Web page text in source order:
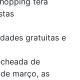
gratuitas e
de
março, as